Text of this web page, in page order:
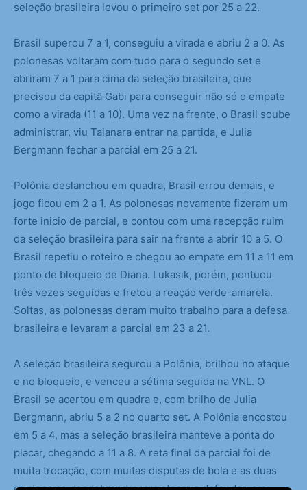
seleção brasileira levou o primeiro set por 25 a 22.
Brasil superou 7 a 1, conseguiu a virada e abriu 2 a 0. As
polonesas voltaram com tudo para o segundo set e
abriram 7 a 1 para cima da seleção brasileira, que
precisou da capitã Gabi para conseguir não só o empate
como a virada (11 a 10). Uma vez na frente, o Brasil soube
administrar, viu Taianara entrar na partida, e Julia
Bergmann fechar a parcial em 25 a 21.
Polônia deslanchou em quadra, Brasil errou demais, e
jogo ficou em 2 a 1. As polonesas novamente fizeram um
forte inicio de parcial, e contou com uma recepção ruim
da seleção brasileira para sair na frente a abrir 10 a 5. O
Brasil repetiu o roteiro e chegou ao empate em 11 a 11 em
ponto de bloqueio de Diana. Lukasik, porém, pontuou
três vezes seguidas e fretou a reação verde-amarela.
Soltas, as polonesas deram muito trabalho para a defesa
brasileira e levaram a parcial em 23 a 21.
A seleção brasileira segurou a Polônia, brilhou no ataque
e no bloqueio, e venceu a sétima seguida na VNL. O
Brasil se acertou em quadra e, com brilho de Julia
Bergmann, abriu 5 a 2 no quarto set. A Polônia encostou
em 5 a 4, mas a seleção brasileira manteve a ponta do
placar, chegando a 11 a 8. A reta final da parcial foi de
muita trocação, com muitas disputas de bola e as duas